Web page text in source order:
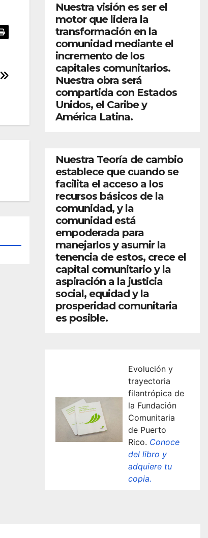
Nuestra visión es ser el
motor que lidera la
transformación en la
comunidad mediante el
incremento de los
capitales comunitarios.
Nuestra obra será
compartida con Estados
Unidos, el Caribe y
América Latina.
Nuestra Teoría de cambio
establece que cuando se
facilita el acceso a los
recursos básicos de la
comunidad, y la
comunidad está
empoderada para
manejarlos y asumir la
tenencia de estos, crece el
capital comunitario y la
aspiración a la justicia
social, equidad y la
prosperidad comunitaria
es posible.
Evolución y
trayectoria
filantrópica de
la Fundación
Comunitaria
de Puerto
Rico. Conoce
del libro y
adquiere tu
copia.